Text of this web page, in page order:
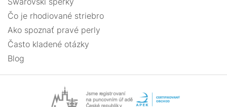
Čo je rhodiované striebro
Ako spoznať pravé perly
Často kladené otázky
Blog